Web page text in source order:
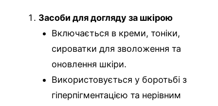
Засоби для догляду за шкірою
Включається в креми, тоніки,
сироватки для зволоження та
оновлення шкіри.
Використовується у боротьбі з
гіперпігментацією та нерівним